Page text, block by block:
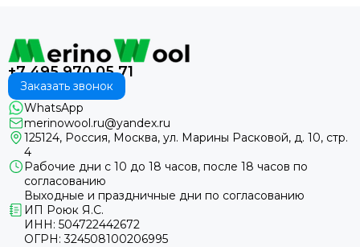
+7 495 970 05 71
Заказать звонок
WhatsApp
merinowool.ru@yandex.ru
125124, Россия, Москва, ул. Марины Расковой, д. 10, стр.
4
Рабочие дни с 10 до 18 часов, после 18 часов по
согласованию
Выходные и праздничные дни по согласованию
ИП Роюк Я.С.
ИНН: 504722442672
ОГРН: 324508100206995